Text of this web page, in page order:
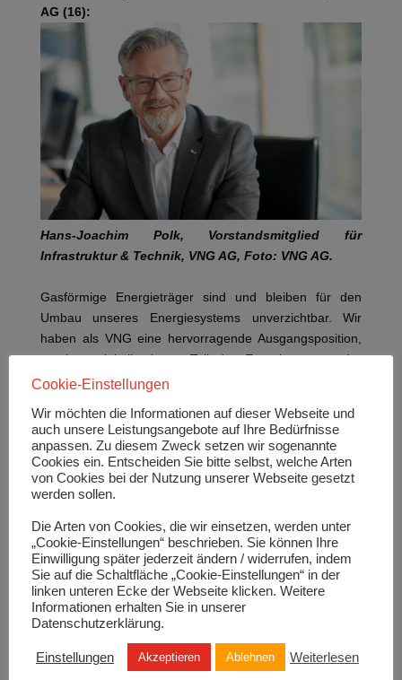
AG (16):
Hans-Joachim Polk, Vorstandsmitglied für
Infrastruktur & Technik, VNG AG, Foto: VNG AG.
Gasförmige Energieträger sind und bleiben für den
Umbau unseres Energiesystems unverzichtbar. Wir
haben als VNG eine hervorragende Ausgangsposition,
um im molekülbasierten Teil des Energiesystems der
Zukunft eine wichtige Rolle zu spielen. Unser Know-how
Transport werden wir mit in die Welt der
dekarbonisierten Energieströme einbringen. Das tun wir
schon massiv im Biogasgeschäft und das gilt vor allem
für das Geschäft mit Wasserstoff.
Unser Ziel ist es daher, den Hochlauf grüner Gase
schnell voranzubringen.
Langfristige Investitionen bedürfen hierbei vor allem
stabiler Rahmenbedingungen und Verlässlichkeit.
Wir stellen uns der Aufgabe, im Schulterschluss mit
Gesellschaft und Politik den Auftrag der
auch den langfristigen Umbau mit unserer Gas- und
Cookie-Einstellungen
Wir möchten die Informationen auf dieser Webseite und
auch unsere Leistungsangebote auf Ihre Bedürfnisse
anpassen. Zu diesem Zweck setzen wir sogenannte
Cookies ein. Entscheiden Sie bitte selbst, welche Arten
von Cookies bei der Nutzung unserer Webseite gesetzt
werden sollen.
Die Arten von Cookies, die wir einsetzen, werden unter
„Cookie-Einstellungen“ beschrieben. Sie können Ihre
Einwilligung später jederzeit ändern / widerrufen, indem
Sie auf die Schaltfläche „Cookie-Einstellungen“ in der
linken unteren Ecke der Webseite klicken. Weitere
Informationen erhalten Sie in unserer
Datenschutzerklärung.
Einstellungen Akzeptieren Ablehnen Weiterlesen